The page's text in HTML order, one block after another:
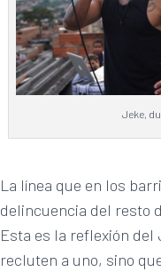
Jeke,
La línea que en los
delincuencia del resto
Esta es la reflexión del
recluten a uno, sino